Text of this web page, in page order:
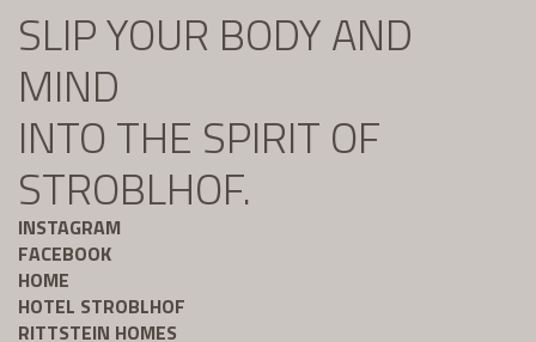
SLIP YOUR BODY AND
MIND
INTO THE SPIRIT OF
STROBLHOF.
INSTAGRAM
FACEBOOK
HOME
HOTEL STROBLHOF
RITTSTEIN HOMES